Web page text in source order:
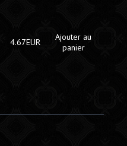
4.67EUR
Ajouter au
panier